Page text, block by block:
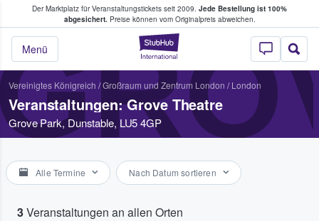
Der Marktplatz für Veranstaltungstickets seit 2009. Jede Bestellung ist 100%
abgesichert.Preise können vom Originalpreis abweichen.
StubHub - Wo
Menü
Tickets kaufen & verkaufen
Vereinigtes Königreich /Großraum und Zentrum London / London
Veranstaltungen: Grove Theatre
Grove Park, Dunstable, LU5 4GP
Alle Termine Nach Datum sortieren
3Veranstaltungen an allen Orten